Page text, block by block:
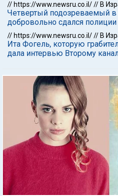
// https://www.newsru.co.il/// В
Четвертый подозреваемый
добровольно сдался полиции
// https://www.newsru.co.il/// В
Ита Фогель, которую
дала интервью Второму